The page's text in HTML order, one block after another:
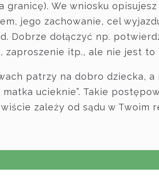
granicę). We wniosku
jego zachowanie, cel
Dobrze dołączyć np.
zaproszenie itp., ale nie jest to
patrzy na dobro dziecka, a
ucieknie”. Takie
zależy od sądu w Twoim